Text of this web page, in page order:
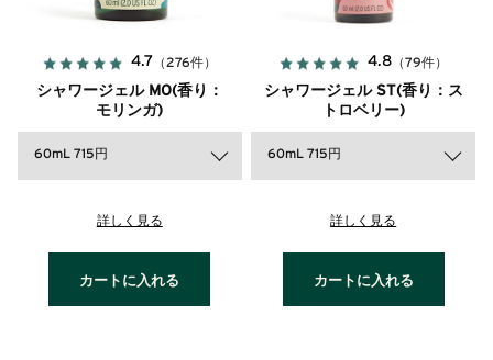
4.7 （276件）
シャワージェル MO(香り：
モリンガ)
60mL 715円
詳しく見る
カートに入れる
4.8（79件）
シャワージェル ST(香り：ス
トロベリー)
60mL 715円
詳しく見る
カートに入れる